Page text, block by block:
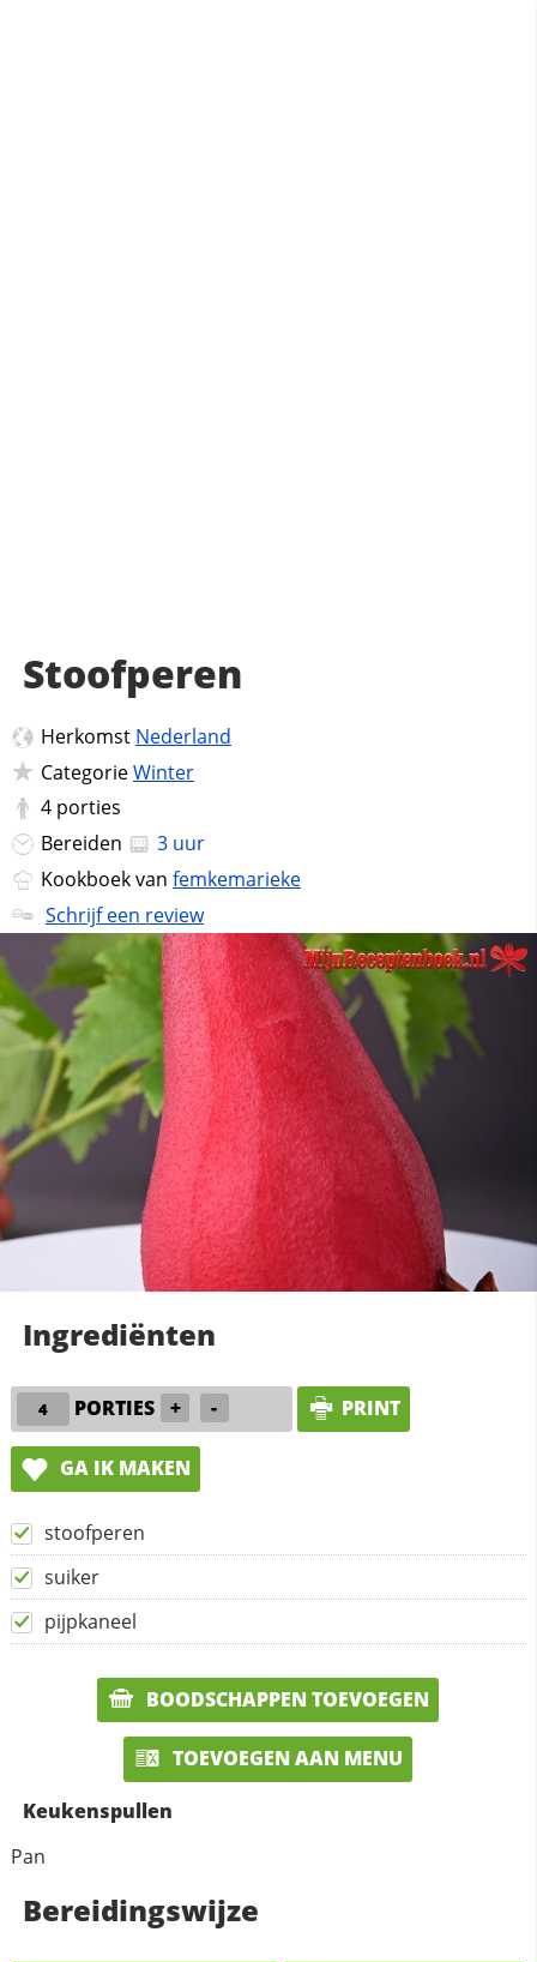
Stoofperen
Herkomst Nederland
CategorieWinter
4 porties
Bereiden
3 uur
Kookboek van femkemarieke
Schrijf een review
Ingrediënten
PORTIES + - PRINT
GA IK MAKEN
stoofperen
suiker
pijpkaneel
BOODSCHAPPEN TOEVOEGEN
TOEVOEGEN AAN MENU
Keukenspullen
Pan
Bereidingswijze